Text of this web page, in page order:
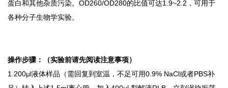
蛋白和其他杂质污染。OD260/OD280的比值可达1.9~2.2，可用于
各种分子生物学实验。
操作步骤：（实验前请先阅读注意事项）
1.200μl液体样品（需回复到室温，不足可用0.9% NaCl或者PBS补